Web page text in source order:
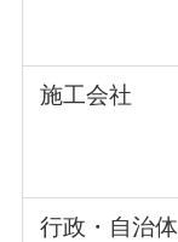
施工会社
行政・自治体